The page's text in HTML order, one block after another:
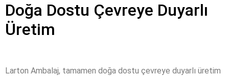
Doğa Dostu Çevreye Duyarlı
Üretim
Larton Ambalaj, tamamen doğa dostu çevreye duyarlı üretim